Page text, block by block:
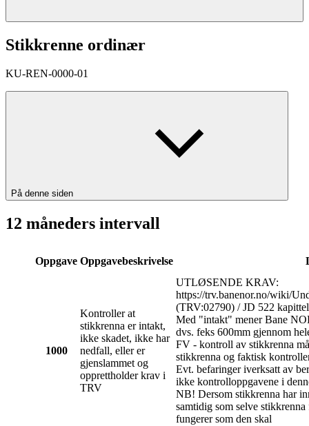
Stikkrenne ordinær
KU-REN-0000-01
På denne siden
12 måneders intervall
Oppgave Oppgavebeskrivelse
1000
Kontroller at
stikkrenna er intakt,
ikke skadet, ikke har
nedfall, eller er
gjenslammet og
opprettholder krav i
TRV
UTLØSENDE KRAV:
https://trv.banenor.no/wiki/
(TRV:02790) / JD 522
Med "intakt" mener Bane
dvs. feks 600mm gjennom
FV - kontroll av stikkrenna
stikkrenna og faktisk
Evt. befaringer iverksatt av
ikke kontrolloppgavene i
NB! Dersom stikkrenna har
samtidig som selve
fungerer som den skal